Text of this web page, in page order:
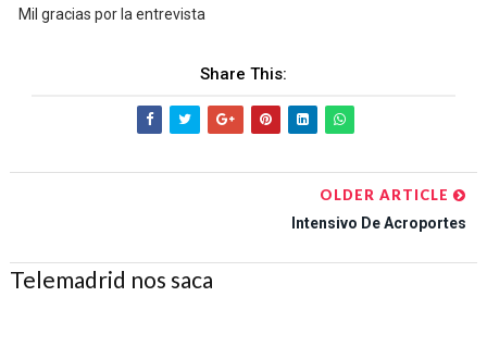
Mil gracias por la entrevista
Share This:
OLDER ARTICLE
Intensivo De Acroportes
Telemadrid nos saca